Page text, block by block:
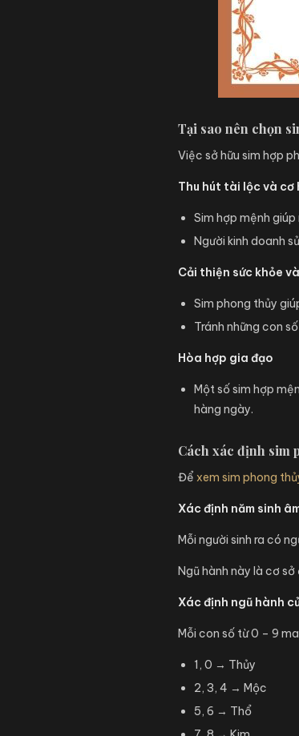
Tại sao nên chọn
Việc sở hữu sim hợp
Thu hút tài lộc và cơ
Sim hợp mệnh
Người kinh doanh
Cải thiện sức khỏe
Sim phong thủy
Tránh những con
Hòa hợp gia đạo
Một số sim hợp
hàng ngày.
Cách xác định sim
Để xem sim phong
Xác định năm sinh
Mỗi người sinh ra có
Ngũ hành này là cơ
Xác định ngũ hành
Mỗi con số từ 0 – 9
1, 0 → Thủy
2, 3, 4 → Mộc
5, 6 → Thổ